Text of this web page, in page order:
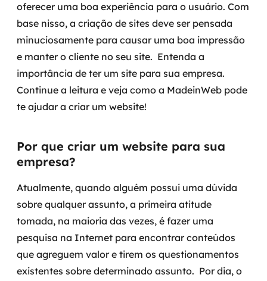
Governança de dados
Modernização de aplicações
Desenvolvimento web e mobile
Modernização tecnológica
Migração para Cloud
Transformação digital
UX / UI design
Sustentar operações com eficiência
Sustentação de aplicações
oferecer uma boa experiência para o usuário. Com
base nisso, a criação de sites deve ser pensada
minuciosamente para causar uma boa impressão
e manter o cliente no seu site. Entenda a
importância de ter um site para sua empresa.
Continue a leitura e veja como a MadeinWeb pode
te ajudar a criar um website!
Por que criar um website para sua
empresa?
Atualmente, quando alguém possui uma dúvida
sobre qualquer assunto, a primeira atitude
tomada, na maioria das vezes, é fazer uma
pesquisa na Internet para encontrar conteúdos
que agreguem valor e tirem os questionamentos
existentes sobre determinado assunto. Por dia, o